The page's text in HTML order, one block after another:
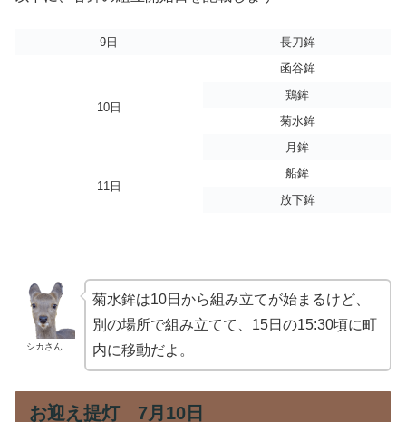
9日 長刀鉾
10日
函谷鉾
鶏鉾
菊水鉾
月鉾
11日
船鉾
放下鉾
シカさん
菊水鉾は10日から組み立てが始まるけど、
別の場所で組み立てて、15日の15:30頃に町
内に移動だよ。
お迎え提灯 7月10日